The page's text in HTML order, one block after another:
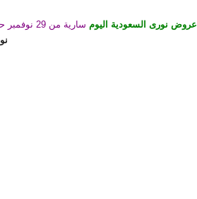
عروض نورى السعودية اليوم سارية من 29 نوفمبر حتى 2 ديسمبر 2024 جمعة التوفير او حتى نفاذ الكمية فى فروع